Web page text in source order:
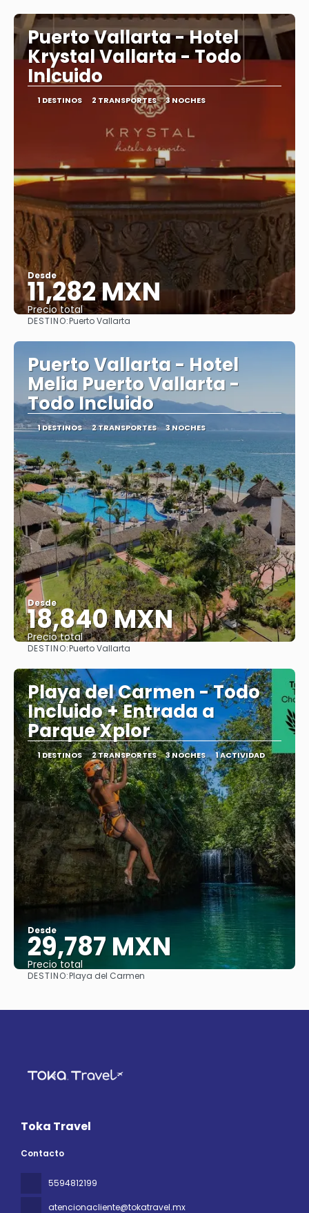
Puerto Vallarta - Hotel
Krystal Vallarta - Todo
Inlcuido
1 DESTINOS 2 TRANSPORTES 3 NOCHES
Desde
11,282 MXN
Precio total
DESTINO:Puerto Vallarta
Puerto Vallarta - Hotel
Melia Puerto Vallarta -
Todo Incluido
1 DESTINOS 2 TRANSPORTES 3 NOCHES
Desde
18,840 MXN
Precio total
DESTINO:Puerto Vallarta
Playa del Carmen - Todo
Incluido + Entrada a
Parque Xplor
1 DESTINOS 2 TRANSPORTES 3 NOCHES 1 ACTIVIDAD
Desde
29,787 MXN
Precio total
DESTINO:Playa del Carmen
Toka Travel
Contacto
5594812199
atencionacliente@tokatravel.mx